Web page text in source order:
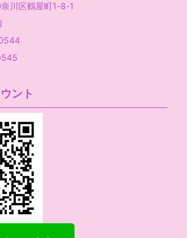
川区鶴屋町1-8-1
ント